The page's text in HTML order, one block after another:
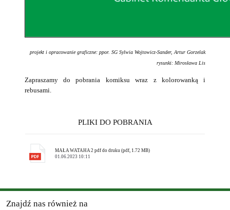
projekt i opracowanie graficzne: ppor. SG Sylwia Wojtowicz-Sander, Artur Gorzelak
rysunki: Mirosława Lis
Zapraszamy do pobrania komiksu wraz z kolorowanką i
rebusami.
PLIKI DO POBRANIA
MAŁA WATAHA 2 pdf do druku (pdf, 1.72 MB)
01.06.2023 10:11
Znajdź nas również na